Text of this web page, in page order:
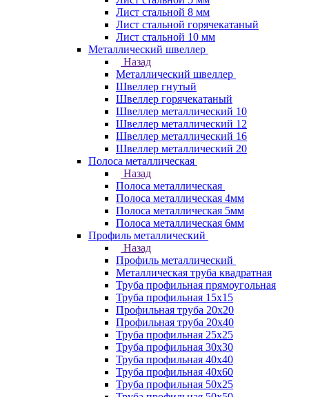
Лист стальной 8 мм
Лист стальной горячекатаный
Лист стальной 10 мм
Металлический швеллер
Назад
Металлический швеллер
Швеллер гнутый
Швеллер горячекатаный
Швеллер металлический 10
Швеллер металлический 12
Швеллер металлический 16
Швеллер металлический 20
Полоса металлическая
Назад
Полоса металлическая
Полоса металлическая 4мм
Полоса металлическая 5мм
Полоса металлическая 6мм
Профиль металлический
Назад
Профиль металлический
Металлическая труба квадратная
Труба профильная прямоугольная
Труба профильная 15х15
Профильная труба 20х20
Профильная труба 20х40
Труба профильная 25х25
Труба профильная 30x30
Труба профильная 40х40
Труба профильная 40х60
Труба профильная 50х25